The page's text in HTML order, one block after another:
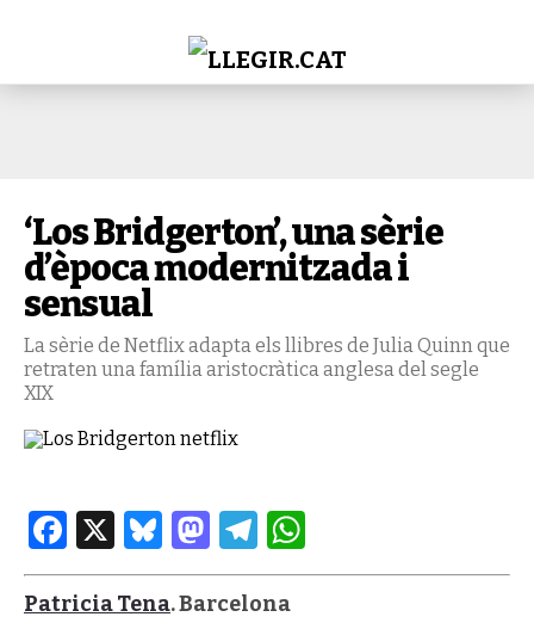
‘Los Bridgerton’, una sèrie
d’època modernitzada i
sensual
La sèrie de Netflix adapta els llibres de Julia Quinn que
retraten una família aristocràtica anglesa del segle
XIX
Facebook
X Bluesky
Mastodon
Telegram
Patricia Tena. Barcelona